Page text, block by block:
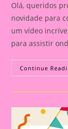
Olá, queridos
novidade para
um vídeo
para assistir
Continue